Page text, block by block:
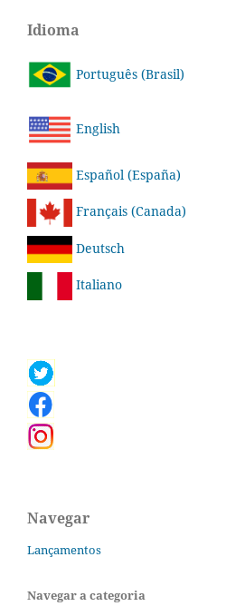
Idioma
Português (Brasil)
English
Español (España)
Français (Canada)
Deutsch
Italiano
Navegar
Lançamentos
Navegar a categoria